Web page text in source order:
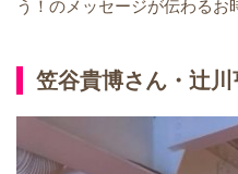
う！のメッセージが伝わるお
笠谷貴博さん・辻川